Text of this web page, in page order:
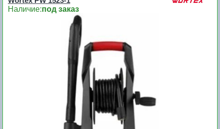
Наличие:под заказ